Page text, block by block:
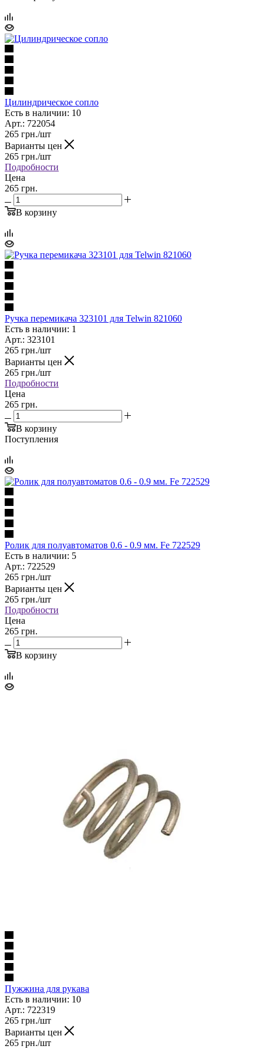
Цилиндрическое сопло
Есть в наличии: 10
Арт.: 722054
265 грн./шт
Варианты цен
265 грн./шт
Подробности
Цена
265 грн.
В корзину
Ручка перемикача 323101 для Telwin 821060
Есть в наличии: 1
Арт.: 323101
265 грн./шт
Варианты цен
265 грн./шт
Подробности
Цена
265 грн.
В корзину
Поступления
Ролик для полуавтоматов 0.6 - 0.9 мм. Fe 722529
Есть в наличии: 5
Арт.: 722529
265 грн./шт
Варианты цен
265 грн./шт
Подробности
Цена
265 грн.
В корзину
Пужжина для рукава
Есть в наличии: 10
Арт.: 722319
265 грн./шт
Варианты цен
265 грн./шт